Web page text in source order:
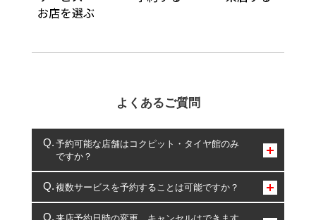
よくあるご質問
予約可能な店舗はコクピット・タイヤ館のみ
ですか？
コクピット・タイヤ館のみとなります。
複数サービスを予約することは可能ですか？
複数サービスのご予約は可能です。